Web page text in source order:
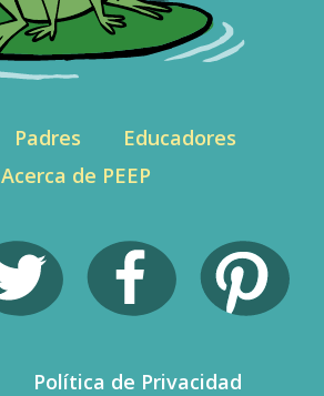
Padres
Educadores
Acerca de PEEP
Política de Privacidad